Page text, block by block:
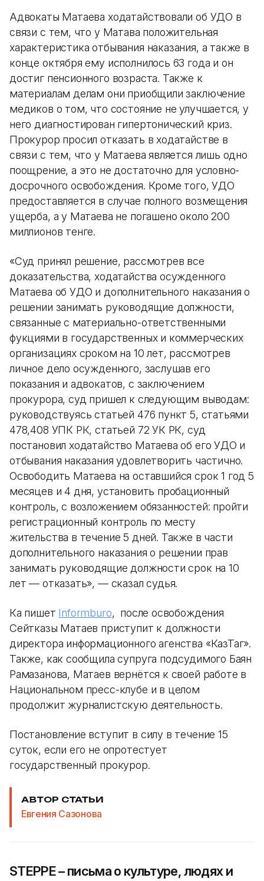
Адвокаты Матаева ходатайствовали об УДО в
связи с тем, что у Матава положительная
характеристика отбывания наказания, а также в
конце октября ему исполнилось 63 года и он
достиг пенсионного возраста. Также к
материалам делам они приобщили заключение
медиков о том, что состояние не улучшается, у
него диагностирован гипертонический криз.
Прокурор просил отказать в ходатайстве в
связи с тем, что у Матаева является лишь одно
поощрение, а это не достаточно для условно-
досрочного освобождения. Кроме того, УДО
предоставляется в случае полного возмещения
ущерба, а у Матаева не погашено около 200
миллионов тенге.
«Суд принял решение, рассмотрев все
доказательства, ходатайства осужденного
Матаева об УДО и дополнительного наказания о
решении занимать руководящие должности,
связанные с материально-ответственными
фукциями в государственных и коммерческих
организациях сроком на 10 лет, рассмотрев
личное дело осужденного, заслушав его
показания и адвокатов, с заключением
прокурора, суд пришел к следующим выводам:
руководствуясь статьей 476 пункт 5, статьями
478,408 УПК РК, статьей 72 УК РК, суд
постановил ходатайство Матаева об его УДО и
отбывания наказания удовлетворить частично.
Освободить Матаева на оставшийся срок 1 год 5
месяцев и 4 дня, установить пробационный
контроль, с возложением обязанностей: пройти
регистрационный контроль по месту
жительства в течение 5 дней. Также в части
дополнительного наказания о решении прав
занимать руководящие должности срок на 10
лет — отказать», — сказал судья.
Ка пишет Informburo, после освобождения
Сейтказы Матаев приступит к должности
директора информационного агенства «КазТаг».
Также, как сообщила супруга подсудимого Баян
Рамазанова, Матаев вернётся к своей работе в
Национальном пресс-клубе и в целом
продолжит журналистскую деятельность.
Постановление вступит в силу в течение 15
суток, если его не опротестует
государственный прокурор.
АВТОР СТАТЬИ
Евгения Сазонова
STEPPE – письма о культуре, людях и